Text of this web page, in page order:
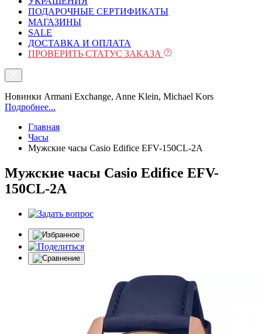
ПОДАРОЧНЫЕ СЕРТИФИКАТЫ
МАГАЗИНЫ
SALE
ДОСТАВКА И ОПЛАТА
ПРОВЕРИТЬ СТАТУС ЗАКАЗА
Новинки Armani Exchange, Anne Klein, Michael Kors
Подробнее...
Главная
Часы
Мужские часы Casio Edifice EFV-150CL-2A
Мужские часы Casio Edifice EFV-
150CL-2A